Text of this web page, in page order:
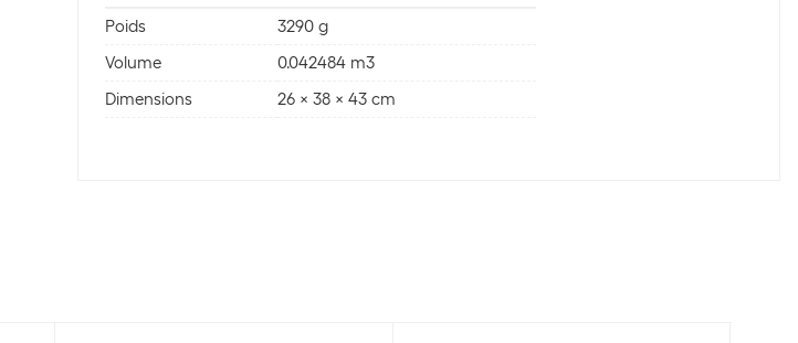
Poids
3290 g
Volume
0.042484 m3
Dimensions
26 x 38 x 43 cm